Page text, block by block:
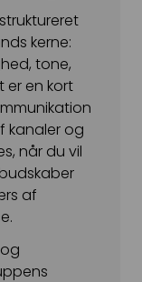
kerne:
tone,
er en kort
kanaler og
når du vil
af